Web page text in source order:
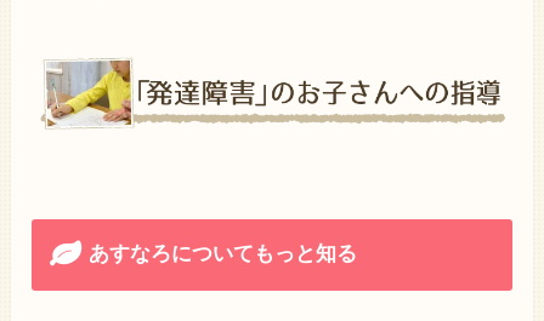
あすなろについてもっと知る